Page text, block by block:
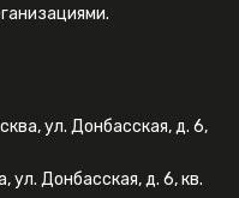
ул. Донбасская, д. 6,
ул. Донбасская, д. 6, кв.